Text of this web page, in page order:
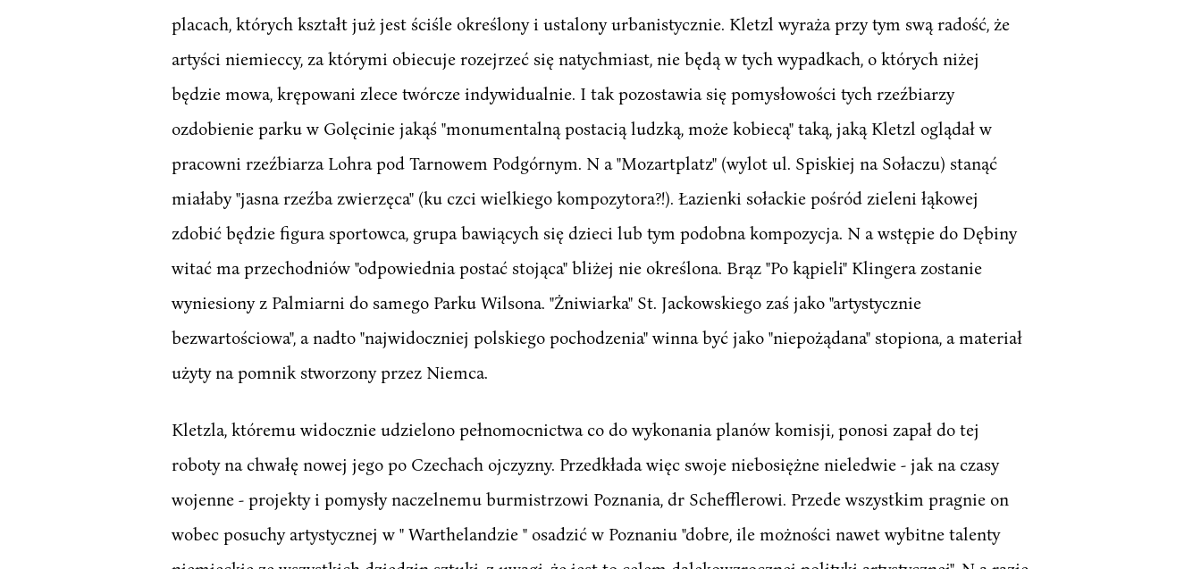
placach, których kształt już jest ściśle określony i ustalony urbanistycznie. Kletzl wyraża przy tym swą radość, że
artyści niemieccy, za którymi obiecuje rozejrzeć się natychmiast, nie będą w tych wypadkach, o których niżej
będzie mowa, krępowani zlece twórcze indywidualnie. I tak pozostawia się pomysłowości tych rzeźbiarzy
ozdobienie parku w Golęcinie jakąś "monumentalną postacią ludzką, może kobiecą" taką, jaką Kletzl oglądał w
pracowni rzeźbiarza Lohra pod Tarnowem Podgórnym. N a "Mozartplatz" (wylot ul. Spiskiej na Sołaczu) stanąć
miałaby "jasna rzeźba zwierzęca" (ku czci wielkiego kompozytora?!). Łazienki sołackie pośród zieleni łąkowej
zdobić będzie figura sportowca, grupa bawiących się dzieci lub tym podobna kompozycja. N a wstępie do Dębiny
witać ma przechodniów "odpowiednia postać stojąca" bliżej nie określona. Brąz "Po kąpieli" Klingera zostanie
wyniesiony z Palmiarni do samego Parku Wilsona. "Żniwiarka" St. Jackowskiego zaś jako "artystycznie
bezwartościowa", a nadto "najwidoczniej polskiego pochodzenia" winna być jako "niepożądana" stopiona, a materiał
użyty na pomnik stworzony przez Niemca.
Kletzla, któremu widocznie udzielono pełnomocnictwa co do wykonania planów komisji, ponosi zapał do tej
roboty na chwałę nowej jego po Czechach ojczyzny. Przedkłada więc swoje niebosiężne nieledwie - jak na czasy
wojenne - projekty i pomysły naczelnemu burmistrzowi Poznania, dr Schefflerowi. Przede wszystkim pragnie on
wobec posuchy artystycznej w " Warthelandzie " osadzić w Poznaniu "dobre, ile możności nawet wybitne talenty